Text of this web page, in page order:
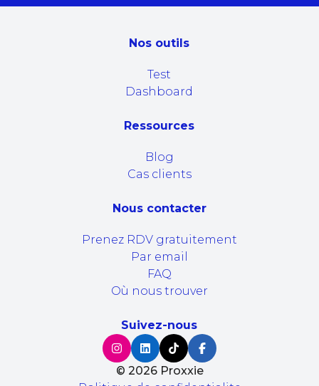
Nos outils
Test
Dashboard
Ressources
Blog
Cas clients
Nous contacter
Prenez RDV gratuitement
Par email
FAQ
Où nous trouver
Suivez-nous
© 2026Proxxie